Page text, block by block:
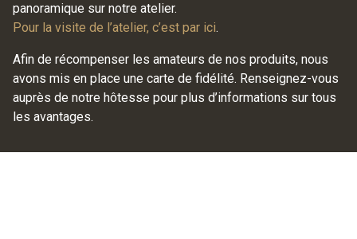
panoramique sur notre atelier.
Pour la visite de l’atelier, c’est par ici.
Afin de récompenser les amateurs de nos produits, nous
avons mis en place une carte de fidélité. Renseignez-vous
auprès de notre hôtesse pour plus d’informations sur tous
les avantages.